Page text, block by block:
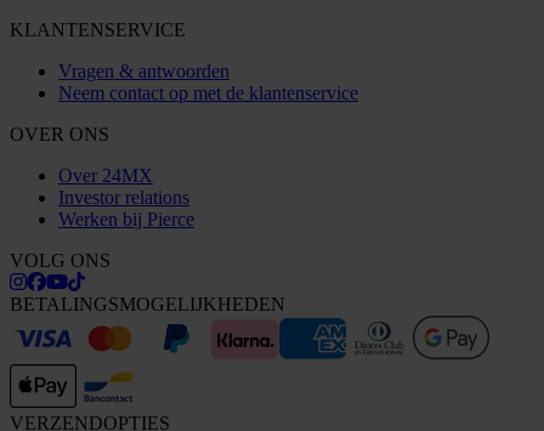
KLANTENSERVICE
Vragen & antwoorden
Neem contact op met de klantenservice
OVER ONS
Over 24MX
Investor relations
Werken bij Pierce
VOLG ONS
BETALINGSMOGELIJKHEDEN
VERZENDOPTIES